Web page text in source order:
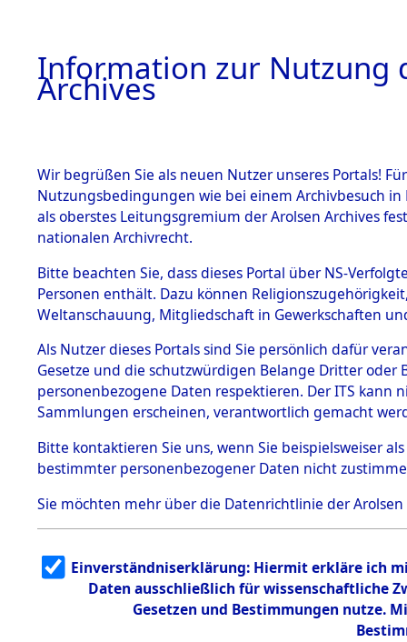
BESTÄNDE
1.
Inhaftierungsdoku
mente
1.2.9 Beim ITS
Effekten
1.2.9.1
Effekten aus
dem KZ
Dachau
1.2.9.2
Effekten aus
dem KZ
Bayerisches
Dokument
e
0008
Einen Kommentar
Information zur Nutzung
Archives
Wir begrüßen Sie als neuen Nutzer unseres Portals!
Nutzungsbedingungen wie bei einem Archivbesuch
als oberstes Leitungsgremium der Arolsen Archives
nationalen Archivrecht.
Bitte beachten Sie, dass dieses Portal über NS-
Personen enthält. Dazu können
Weltanschauung, Mitgliedschaft in Gewerkschaften
Als Nutzer dieses Portals sind Sie persönlich dafür
Gesetze und die schutzwürdigen Belange Dritter
personenbezogene Daten respektieren. Der ITS
Sammlungen erscheinen, verantwortlich gemacht
Bitte kontaktieren Sie uns, wenn Sie beispielsweiser
bestimmter personenbezogener Daten nicht
Sie möchten mehr über die Datenrichtlinie der Arolsen
Einverständniserklärung: Hiermit erkläre ich
Daten ausschließlich für wissenschaftliche
Gesetzen und Bestimmungen nutze.